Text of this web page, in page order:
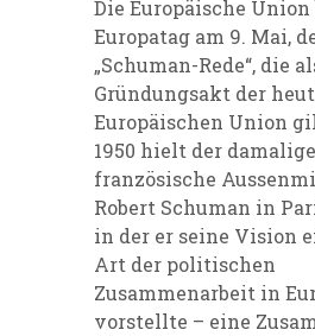
Die Europäische
Europatag am 9. Mai,
„Schuman-Rede“, die
Gründungsakt der
Europäischen Union
1950 hielt der damalige
französische
Robert Schuman in
in der er seine Vision
Art der politischen
Zusammenarbeit in
vorstellte – eine